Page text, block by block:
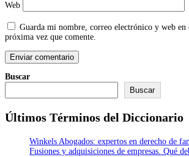
Web
Guarda mi nombre, correo electrónico y web en
próxima vez que comente.
Buscar
Buscar
Últimos Términos del Diccionario
Winkels Abogados: expertos en derecho de
Fusiones y adquisiciones de empresas. Qué